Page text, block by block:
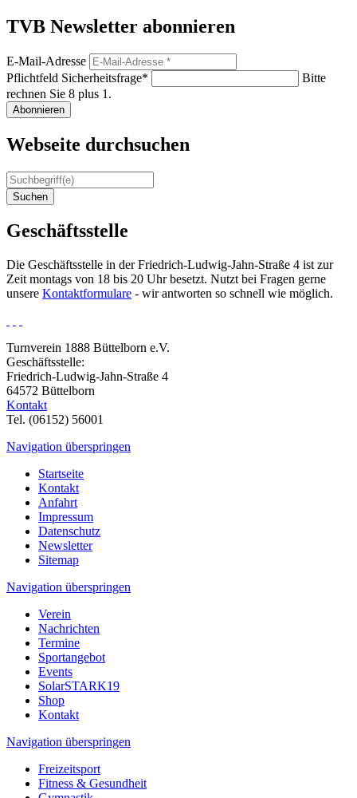
TVB Newsletter abonnieren
E-Mail-Adresse
Pflichtfeld Sicherheitsfrage*
Bitte
rechnen Sie 8 plus 1.
Abonnieren
Webseite durchsuchen
Suchen
Geschäftsstelle
Die Geschäftsstelle in der Friedrich-Ludwig-Jahn-Straße 4 ist zur
Zeit montags von 18 bis 20 Uhr besetzt. Nutzt bei Fragen gerne
unsere Kontaktformulare - wir antworten so schnell wie möglich.
Turnverein 1888 Büttelborn e.V.
Geschäftsstelle:
Friedrich-Ludwig-Jahn-Straße 4
64572 Büttelborn
Kontakt
Tel. (06152) 56001
Navigation überspringen
Startseite
Kontakt
Anfahrt
Impressum
Datenschutz
Newsletter
Sitemap
Navigation überspringen
Verein
Nachrichten
Termine
Sportangebot
Events
SolarSTARK19
Shop
Kontakt
Navigation überspringen
Freizeitsport
Fitness & Gesundheit